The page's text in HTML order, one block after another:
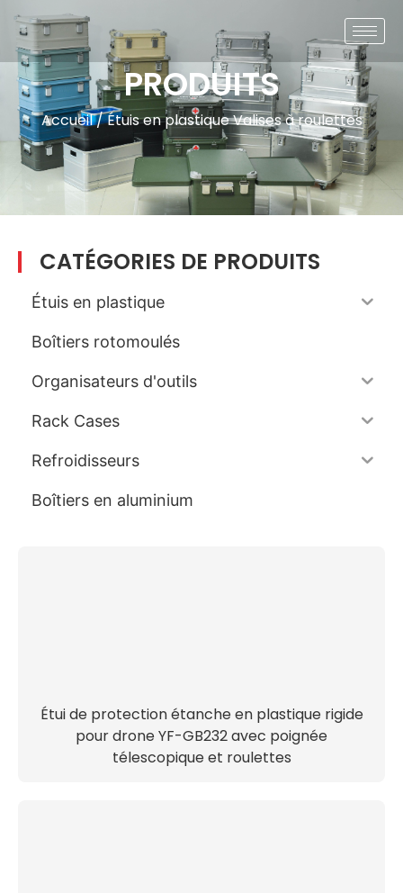
PRODUITS
Accueil/Étuis en plastiqueValises à roulettes
CATÉGORIES DE PRODUITS
Étuis en plastique
Boîtiers rotomoulés
Organisateurs d'outils
Rack Cases
Refroidisseurs
Boîtiers en aluminium
Étui de protection étanche en plastique rigide
pour drone YF-GB232 avec poignée
télescopique et roulettes